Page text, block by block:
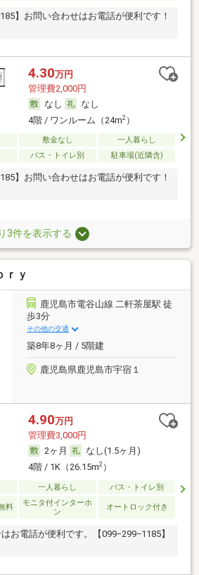
】お問い合わせはお電話が便利です！
4.30万円
管理費2,000円
なし
なし
4階 / ワンルーム（24m2）
敷金なし
一人暮らし
バス・トイレ別 駐車場(近隣含)
】お問い合わせはお電話が便利です！
3件を表示する
ｒｙ
鹿児島市電谷山線 二軒茶屋駅 徒
歩3分
その他の交通
築8年8ヶ月 / 5階建
鹿児島県鹿児島市宇宿１
4.90万円
管理費3,000円
2ヶ月
なし(1.5ヶ月)
4階 / 1K（26.15m2）
一人暮らし バス・トイレ別
料
モニタ付インターホ
ン
オートロック付き
お電話が便利です。【099−299−1185】